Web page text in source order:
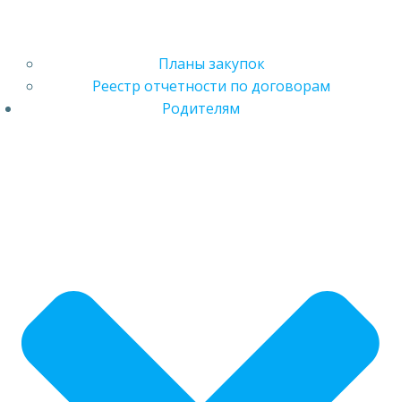
Планы закупок
Реестр отчетности по договорам
Родителям